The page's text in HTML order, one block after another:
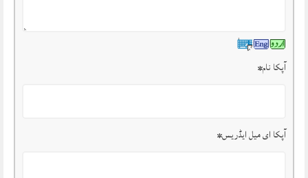
آپکا نام*
آپکا ای میل ایڈریس*